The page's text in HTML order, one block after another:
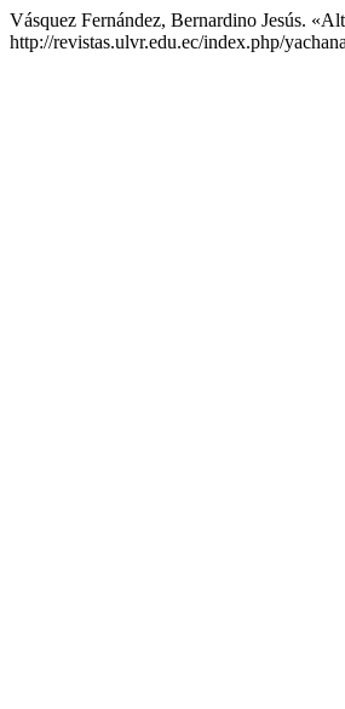
Vásquez Fernández, Bernardino Jesús.
http://revistas.ulvr.edu.ec/index.php/